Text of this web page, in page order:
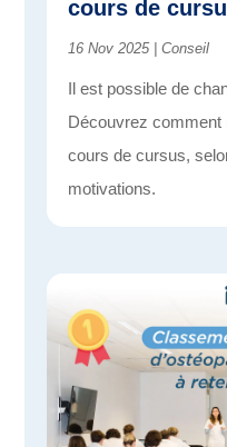
cours de
16 Nov 2025|Conseil
Il est possible de
Découvrez comment
cours de cursus,
motivations.